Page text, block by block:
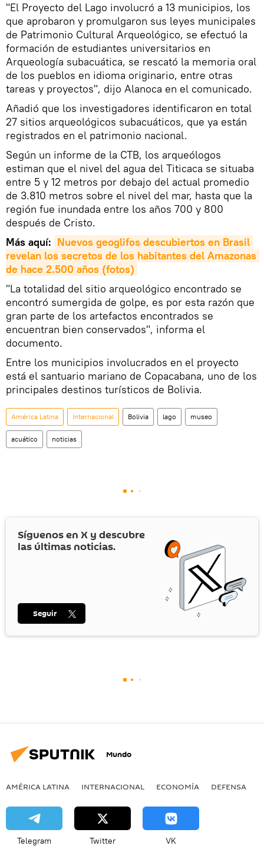
"El Proyecto del Lago involucró a 13 municipios, los
que aprobaron y promulgaron sus leyes municipales
de Patrimonio Cultural Arqueológico, se efectuó la
formación de estudiantes universitarios en
Arqueología subacuática, se rescató la memoria oral
de los pueblos en idioma originario, entre otras
tareas y proyectos", dijo Alanoca en el comunicado.
Añadió que los investigadores identificaron en total
27 sitios arqueológicos subacuáticos, que ya están
registrados en el patrimonio nacional.
Según un informe de la CTB, los arqueólogos
estiman que el nivel del agua del Titicaca se situaba
entre 5 y 12 metros por debajo del actual promedio
de 3.810 metros sobre el nivel del mar, hasta que la
región fue inundada entre los años 700 y 800
después de Cristo.
Más aquí: Nuevos geoglifos descubiertos en Brasil
revelan los secretos de los habitantes del Amazonas
de hace 2.500 años (fotos)
"La totalidad del sitio arqueológico encontrado se
encontró sumergida de golpe, es por esta razón que
gran parte de los artefactos encontrados se
encuentran bien conservados", informa el
documento.
Entre los municipios involucrados en el proyecto
está el santuario mariano de Copacabana, uno de los
principales destinos turísticos de Bolivia.
América Latina Internacional Bolivia lago museo
acuático noticias
Síguenos en X y descubre
las últimas noticias.
Seguir
Mundo
AMÉRICA LATINA INTERNACIONAL ECONOMÍA DEFENSA
Telegram Twitter VK